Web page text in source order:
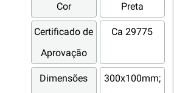
Cor Preta
Certificado de
Aprovação
Ca 29775
Dimensões
300x100mm;